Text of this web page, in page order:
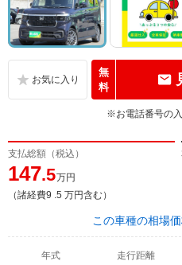
無
料
※お電話番号の入
支払総額（税込）
147.5万円
（諸経費9 .5 万円含む）
この車種の相場
年式 走行距離